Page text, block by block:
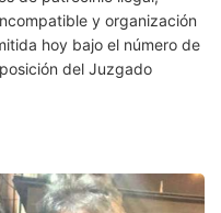
y organización
hoy bajo el número de
del Juzgado